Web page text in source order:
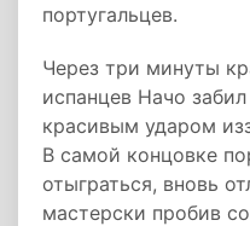
португальцев.
Через три минуты
испанцев Начо
красивым ударом
В самой концовке
отыграться, вновь
мастерски пробив